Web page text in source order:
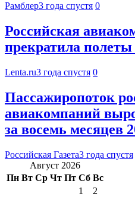
Рамблер3 года спустя 0
Российская
прекратила
Lenta.ru3 года спустя 0
Пассажиропоток
авиакомпаний
за восемь месяцев
Российская Газета3 года спустя
Август 2026
Пн Вт Ср Чт Пт Сб Вс
1
2